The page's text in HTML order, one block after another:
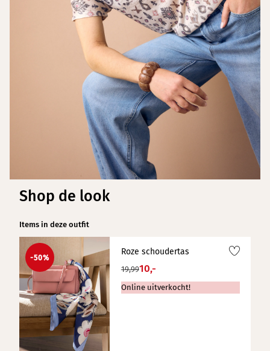
Shop de look
Items in deze outfit
-50%
Roze schoudertas
19,9910,-
Online uitverkocht!